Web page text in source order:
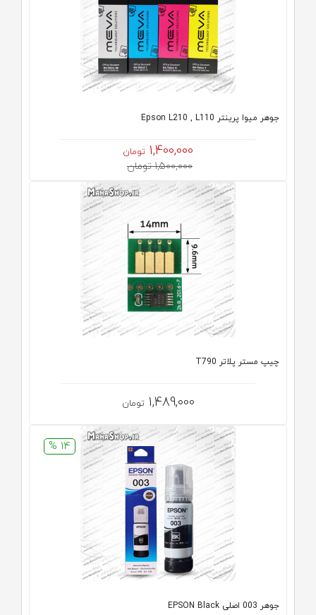
جوهر میوا پرینتر Epson L210 , L110
1,400,000 تومان
1,500,000 تومان
چیپ مستر پلاتر T790
1,489,000 تومان
14 %
جوهر 003 اصلی EPSON Black